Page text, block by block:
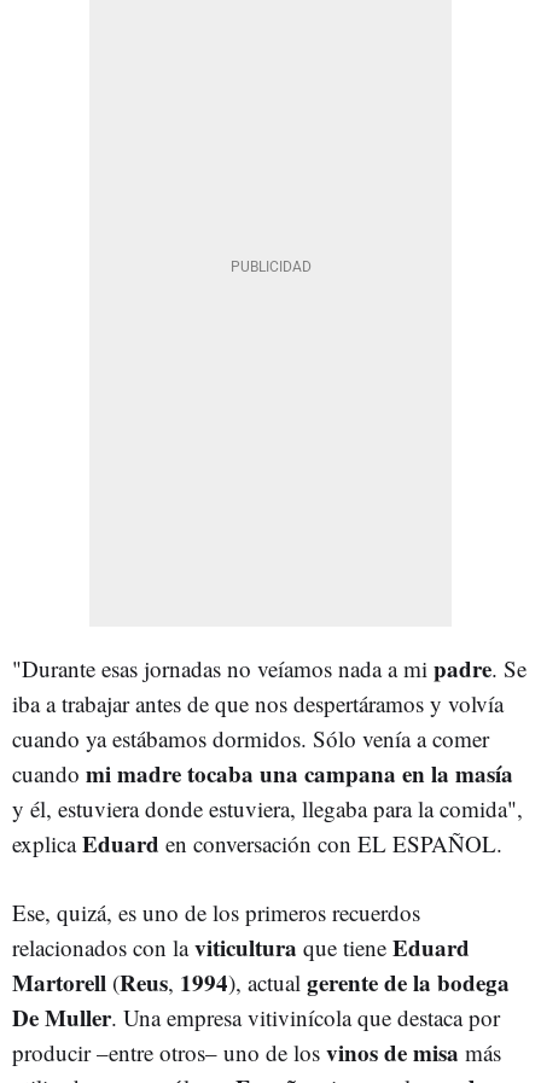
"Durante esas jornadas no veíamos nada a mi padre. Se
iba a trabajar antes de que nos despertáramos y volvía
cuando ya estábamos dormidos. Sólo venía a comer
cuando mi madre tocaba una campana en la masía
y él, estuviera donde estuviera, llegaba para la comida",
explicaEduard en conversación con EL ESPAÑOL.
Ese, quizá, es uno de los primeros recuerdos
relacionados con laviticultura que tiene Eduard
Martorell (Reus, 1994), actual gerente de la bodega
De Muller. Una empresa vitivinícola que destaca por
producir –entre otros– uno de los vinos de misa más